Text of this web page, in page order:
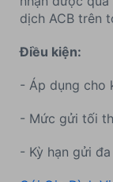
dịch ACB trên
Điều kiện:
- Áp dụng cho
- Mức gửi tối
- Kỳ hạn gửi đa